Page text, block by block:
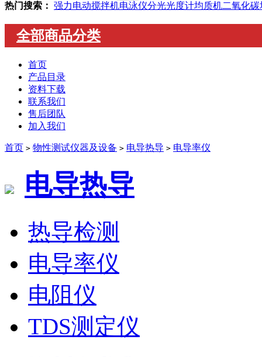
热门搜索： 强力电动搅拌机电泳仪分光光度计均质机二氧化
全部商品分类
首页
产品目录
资料下载
联系我们
售后团队
加入我们
首页 > 物性测试仪器及设备 > 电导热导 > 电导率仪
电导热导
热导检测
电导率仪
电阻仪
TDS测定仪